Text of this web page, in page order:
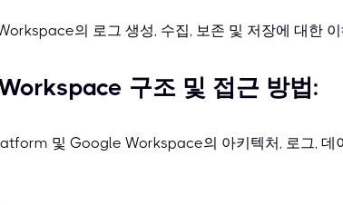
의 로그 생성, 수집, 보존 및 저장에 대한
구조 및 접근 방법:
및 Google Workspace의 아키텍처, 로그, 데